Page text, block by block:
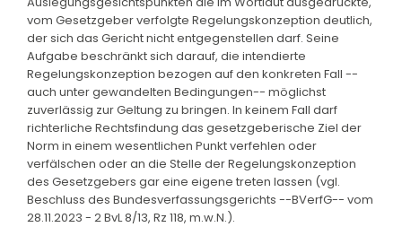
vom Gesetzgeber verfolgte Regelungskonzeption deutlich,
der sich das Gericht nicht entgegenstellen darf. Seine
Aufgabe beschränkt sich darauf, die intendierte
Regelungskonzeption bezogen auf den konkreten Fall --
auch unter gewandelten Bedingungen-- möglichst
zuverlässig zur Geltung zu bringen. In keinem Fall darf
richterliche Rechtsfindung das gesetzgeberische Ziel der
Norm in einem wesentlichen Punkt verfehlen oder
verfälschen oder an die Stelle der Regelungskonzeption
des Gesetzgebers gar eine eigene treten lassen (vgl.
Beschluss des Bundesverfassungsgerichts --BVerfG-- vom
28.11.2023 - 2 BvL 8/13, Rz 118, m.w.N.).